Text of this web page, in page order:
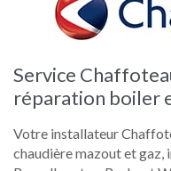
Service
réparation boiler
Votre installateur
chaudière mazout et